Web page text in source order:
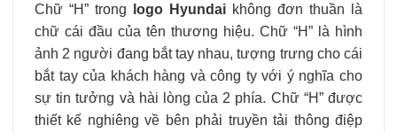
Chữ “H” trong logo Hyundai không đơn thuần là
chữ cái đầu của tên thương hiệu. Chữ “H” là hình
ảnh 2 người đang bắt tay nhau, tượng trưng cho cái
bắt tay của khách hàng và công ty với ý nghĩa cho
sự tin tưởng và hài lòng của 2 phía. Chữ “H” được
thiết kế nghiêng về bên phải truyền tải thông điệp